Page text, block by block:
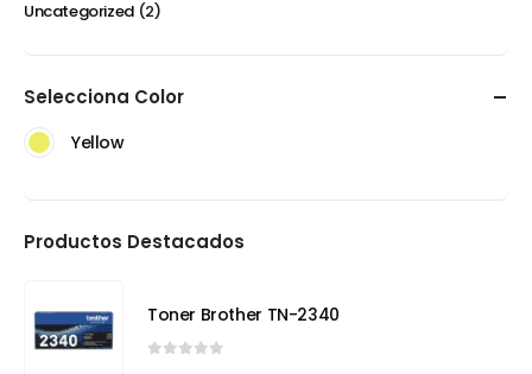
Uncategorized (2)
Selecciona Color
Yellow
Productos Destacados
Toner Brother TN-2340